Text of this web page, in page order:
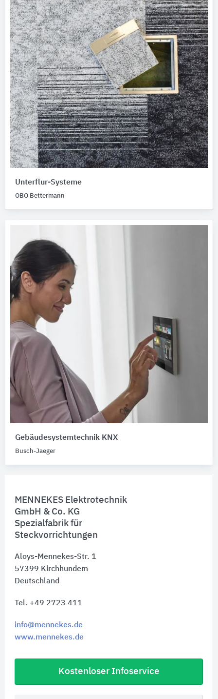
MENNEKES Elektrotechnik
GmbH & Co. KG
Spezialfabrik für
Steckvorrichtungen
Aloys-Mennekes-Str. 1
57399 Kirchhundem
Deutschland
Tel. +49 2723 411
info@mennekes.de
www.mennekes.de
Kostenloser Infoservice
Unterflur-Systeme
OBO Bettermann
Gebäudesystemtechnik KNX
Busch-Jaeger